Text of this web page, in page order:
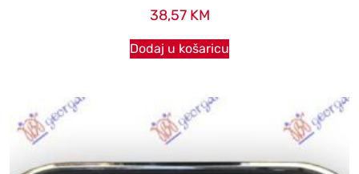
38,57 KM
Dodaj u košaricu